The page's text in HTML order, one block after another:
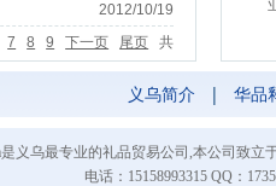
2012/10/19
7 8 9 下一页 尾页 共
有9页
义乌简介 | 华品
是义乌最专业的礼品贸易公司,本公司致
电话：15158993315 QQ：